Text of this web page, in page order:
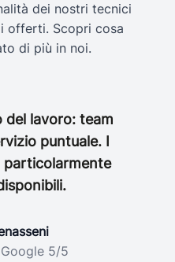
dei nostri tecnici
offerti. Scopri cosa
di più in noi.
lavoro: team
puntuale. I
5/5